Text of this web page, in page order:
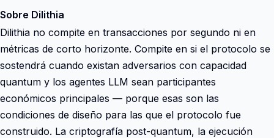
Sobre Dilithia
Dilithia no compite en transacciones por segundo ni en
métricas de corto horizonte. Compite en si el protocolo se
sostendrá cuando existan adversarios con capacidad
quantum y los agentes LLM sean participantes
económicos principales — porque esas son las
condiciones de diseño para las que el protocolo fue
construido. La criptografía post-quantum, la ejecución